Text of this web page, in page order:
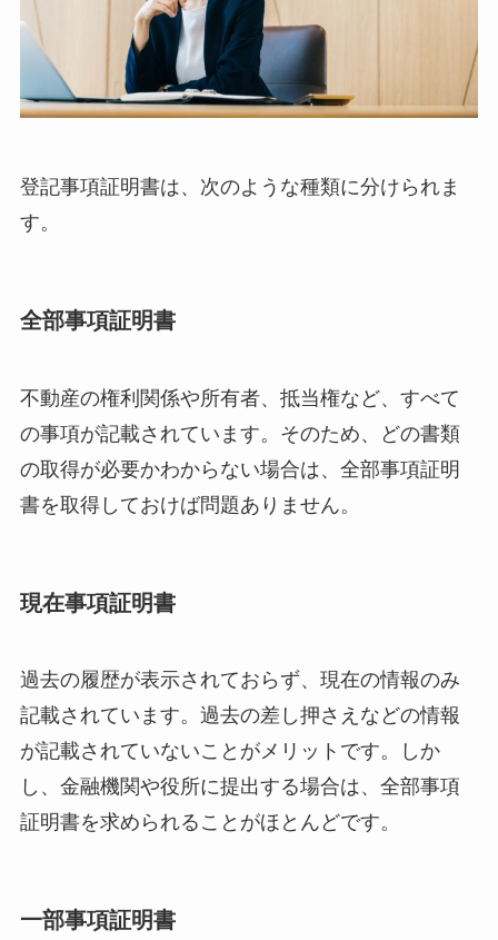
登記事項証明書は、次のような種類に分けられま
す。
全部事項証明書
不動産の権利関係や所有者、抵当権など、すべて
の事項が記載されています。そのため、どの書類
の取得が必要かわからない場合は、全部事項証明
書を取得しておけば問題ありません。
現在事項証明書
過去の履歴が表示されておらず、現在の情報のみ
記載されています。過去の差し押さえなどの情報
が記載されていないことがメリットです。しか
し、金融機関や役所に提出する場合は、全部事項
証明書を求められることがほとんどです。
一部事項証明書